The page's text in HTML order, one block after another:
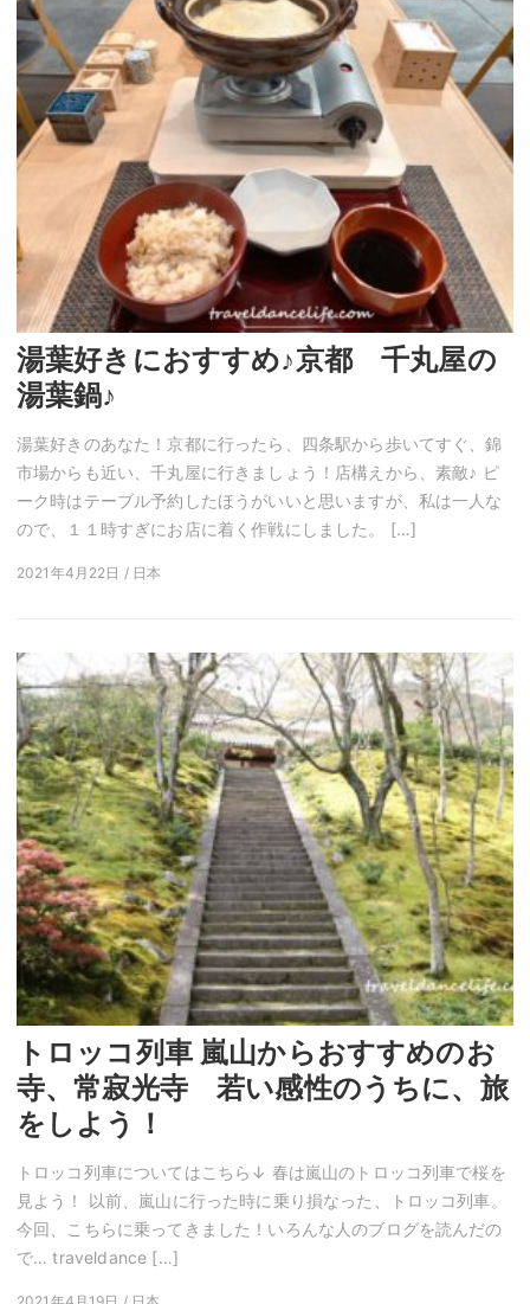
湯葉好きにおすすめ♪京都 千丸屋の
湯葉鍋♪
湯葉好きのあなた！京都に行ったら、四条駅から歩いてすぐ、錦
市場からも近い、千丸屋に行きましょう！店構えから、素敵♪ ピ
ーク時はテーブル予約したほうがいいと思いますが、私は一人な
ので、１１時すぎにお店に着く作戦にしました。 […]
2021年4月22日 / 日本
トロッコ列車 嵐山からおすすめのお
寺、常寂光寺 若い感性のうちに、旅
をしよう！
トロッコ列車についてはこちら↓ 春は嵐山のトロッコ列車で桜を
見よう！ 以前、嵐山に行った時に乗り損なった、トロッコ列車。
今回、こちらに乗ってきました！いろんな人のブログを読んだの
で… traveldance […]